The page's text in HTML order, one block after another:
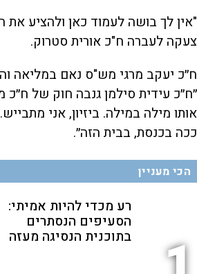
"אין לך בושה לעמוד כאן ולהציע
צעקה לעברה ח"כ אורית סטרוק.
ח״כ יעקב מרגי מש"ס נאם במליאה
״ח״כ עידית סילמן גנבה חוק של ח״כ
אותו מילה במילה. ביזיון, אני
ככה בכנסת, בבית הזה״.
הכי מעניין
רע מכדי להיות אמיתי:
הסעיפים הנסתרים
בתוכנית הנסיגה מעזה